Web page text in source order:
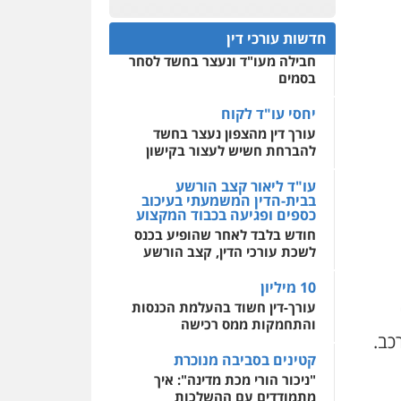
ומעצרים סייבר ניהול
משברים פליליים
0506355388
עו"ד דרוויש נאשף
פלילי פשיעה חמורה
אדם
חליל ביאדי – משרד
עורכי דין
פלילי דיני תעבורה מעצרים
וחקירות פשיעה חמורה
0509636895
עו"ד איהאב זבידאת
פלילי פשיעה חמורה
פשע עבירות המתה
עבירות מין
0522508109
אחסון אתרים
לעורכי דין
אסירים עבירות מין
שירותים מקצועיים לעורכי
דין
0544500346
חדשות עורכי דין
חפץ חשוד
עצור בתיק ניסיון רצח קיבל
חבילה מעו"ד ונעצר בחשד לסחר
בסמים
יחסי עו"ד לקוח
עורך דין מהצפון נעצר בחשד
להברחת חשיש לעצור בקישון
עו"ד ליאור קצב הורשע
בבית-הדין המשמעתי בעיכוב
כספים ופגיעה בכבוד המקצוע
חודש בלבד לאחר שהופיע בכנס
לשכת עורכי הדין, קצב הורשע
10 מיליון
עורך-דין חשוד בהעלמת הכנסות
והתחמקות ממס רכישה
קטינים בסביבה מנוכרת
"ניכור הורי מכת מדינה": איך
מתמודדים עם ההשלכות